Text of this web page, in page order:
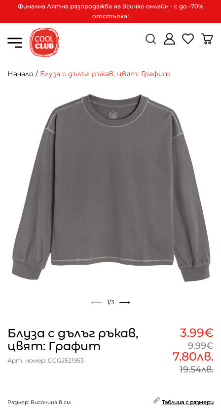
Финална Лятна разпродажба на всичко онлайн - с до -70%
отстъпка!
Начало / Блуза с дълъг ръкав, цвят: Графит
1/3
Блуза с дълъг ръкав,
цвят: Графит
Арт. номер: CCG2521953
3.99€
9.99€
7.80лв.
19.54лв.
Размер: Височина в см. Таблица с размери